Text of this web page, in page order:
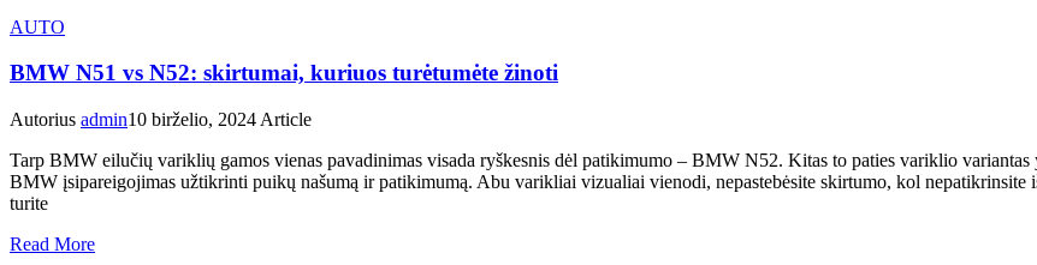
AUTO
BMW N51 vs N52: skirtumai, kuriuos turėtumėte žinoti
Autorius admin10 birželio, 2024 Article
Tarp BMW eilučių variklių gamos vienas pavadinimas visada ryškesnis dėl patikimumo – BMW N52. Kitas to paties variklio
BMW įsipareigojimas užtikrinti puikų našumą ir patikimumą. Abu varikliai vizualiai vienodi, nepastebėsite skirtumo, kol nepatikrinsite
turite
Read More